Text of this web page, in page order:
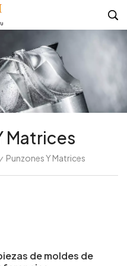
Matrices
Punzones Y Matrices
de moldes de